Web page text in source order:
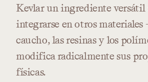
Kevlarun ingrediente versátil
integrarse en otrosmateriales
caucho, las resinasy los
modifica radicalmente sus
físicas.